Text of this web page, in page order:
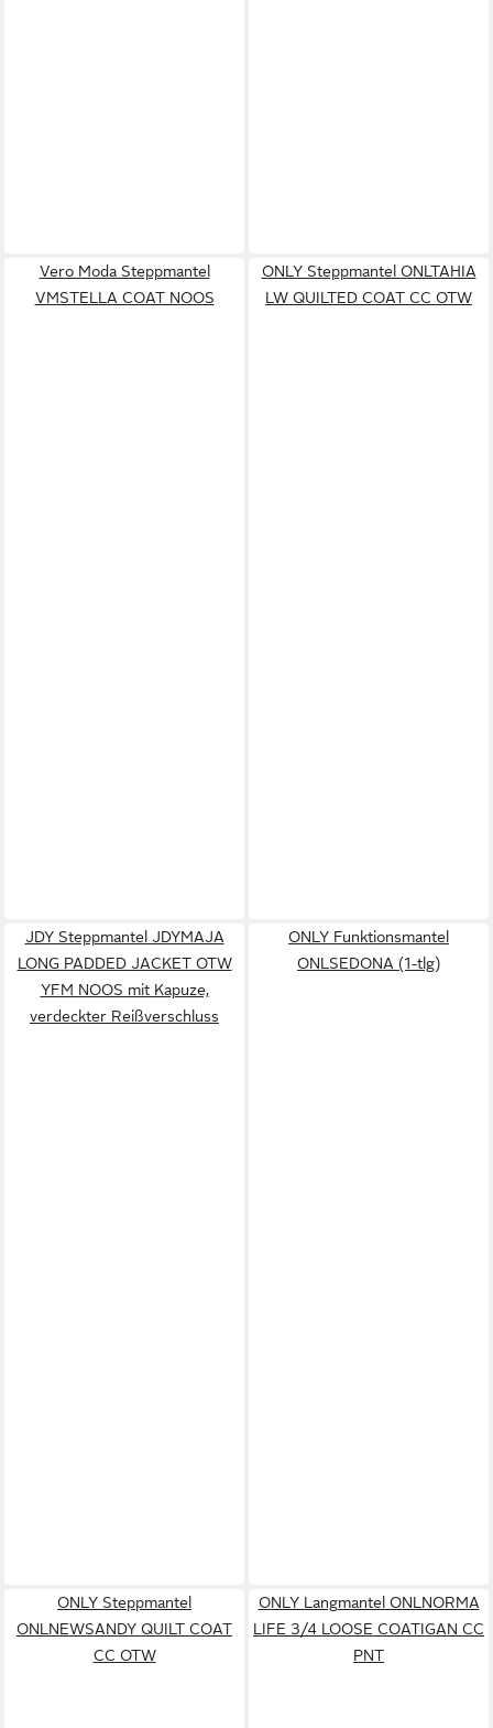
Vero Moda Steppmantel
VMSTELLA COAT NOOS
ONLY Steppmantel ONLTAHIA
LW QUILTED COAT CC OTW
JDY Steppmantel JDYMAJA
LONG PADDED JACKET OTW
YFM NOOS mit Kapuze,
verdeckter Reißverschluss
ONLY Funktionsmantel
ONLSEDONA (1-tlg)
ONLY Steppmantel
ONLNEWSANDY QUILT COAT
CC OTW
ONLY Langmantel ONLNORMA
LIFE 3/4 LOOSE COATIGAN CC
PNT